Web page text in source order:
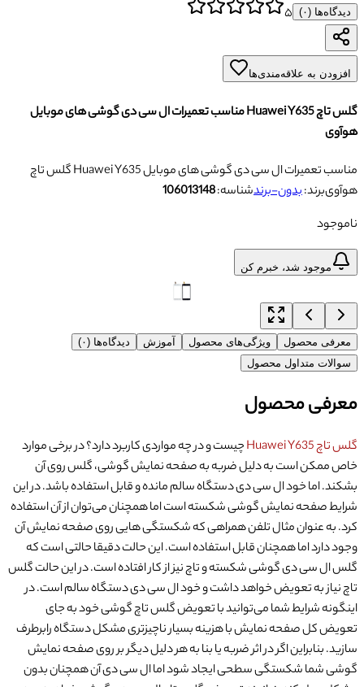
دیدگاه‌ها (۰) ۵
افزودن به علاقه‌مندی‌ها
گلس تاچ Huawei Y635 مناسب تعمیرات ال سی دی گوشی های موبایل
هوآوی
گلس تاچ Huawei Y635 مناسب تعمیرات ال سی دی گوشی های موبایل
هوآویبرند:بدون-برندشناسه:106013148
ناموجود
موجود شد، خبرم کن
معرفی محصول ویژگی‌های محصول آموزش
دیدگاه‌ها (۰)
سوالات متداول محصول
معرفی محصول
گلس تاچ Huawei Y635 چیست و در چه مواردی کاربرد دارد؟در برخی موارد
خاص ممکن است به دلیل ضربه به صفحه نمایش گوشی، گلس روی آن
بشکند. اما خود ال سی دی دستگاه سالم مانده و قابل استفاده باشد. در این
شرایط صفحه نمایش گوشی شکسته است اما همچنان می‌توان از آن استفاده
کرد. به عنوان مثال تلفن همراهی که شکستگی هایی روی صفحه نمایش آن
وجود دارد اما همچنان قابل استفاده است. این حالت دقیقا حالتی است که
گلس ال سی دی گوشی شکسته و تاچ نیز از کار افتاده است. در این حالت گلس
تاچ نیاز به تعویض خواهد داشت و خود ال سی دی دستگاه سالم است. در
اینگونه شرایط شما می‌توانید با تعویض گلس تاچ گوشی خود به جای
تعویض کل صفحه نمایش با هزینه بسیار ناچیزتری مشکل دستگاه رابرطرف
سازید. بنابراین اگر در اثر ضربه یا بنا به هر دلیل دیگر بر روی صفحه نمایش
گوشی شما شکستگی سطحی ایجاد شود اما ال سی دی آن همچنان بدون